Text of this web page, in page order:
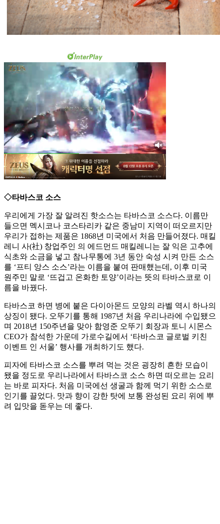
◇타바스코 소스
우리에게 가장 잘 알려진 핫소스는 타바스코 소스다. 이름만
들으면 멕시코나 코스타리카 같은 중남미 지역이 떠오르지만
우리가 접하는 제품은 1868년 미국에서 처음 만들어졌다. 매킬
레니 사(社) 창업주인 의 에드먼드 매킬레니는 잘 익은 고추에
식초와 소금을 넣고 참나무통에 3년 동안 숙성 시켜 만든 소스
를 ‘프티 앙스 소스’라는 이름을 붙여 판매했는데, 이후 미국
원주민 말로 ‘뜨겁고 온화한 토양’이라는 뜻의 타바스코로 이
름을 바꿨다.
타바스코 하면 병에 붙은 다이아몬드 모양의 라벨 역시 하나의
상징이 됐다. 오뚜기를 통해 1987년 처음 우리나라에 수입됐으
며 2018년 150주년을 맞아 함영준 오뚜기 회장과 토니 시몬스
CEO가 참석한 가운데 가로수길에서 ‘타바스코 글로벌 키친
이벤트 인 서울’ 행사를 개최하기도 했다.
피자에 타바스코 소스를 뿌려 먹는 것은 굉장히 흔한 모습이
됐을 정도로 우리나라에서 타바스코 소스 하면 떠오르는 요리
는 바로 피자다. 처음 미국에선 생굴과 함께 먹기 위한 소스로
인기를 끌었다. 맛과 향이 강한 탓에 보통 완성된 요리 위에 뿌
려 입맛을 돋우는 데 좋다.